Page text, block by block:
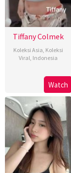
Tiffany Colmek
Koleksi Asia Koleksi
Viral Indonesia
Watch